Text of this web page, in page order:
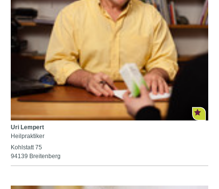
Uri Lempert
Heilpraktiker
Kohlstatt 75
94139 Breitenberg